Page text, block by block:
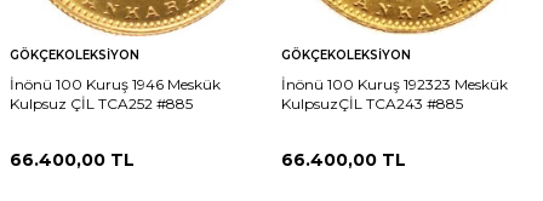
GÖKÇEKOLEKSIYON
İnönü 100 Kuruş 1946 Meskük
Kulpsuz ÇİL TCA252 #885
66.400,00 TL
GÖKÇEKOLEKSIYON
İnönü 100 Kuruş 192323 Meskük
KulpsuzÇİL TCA243 #885
66.400,00 TL